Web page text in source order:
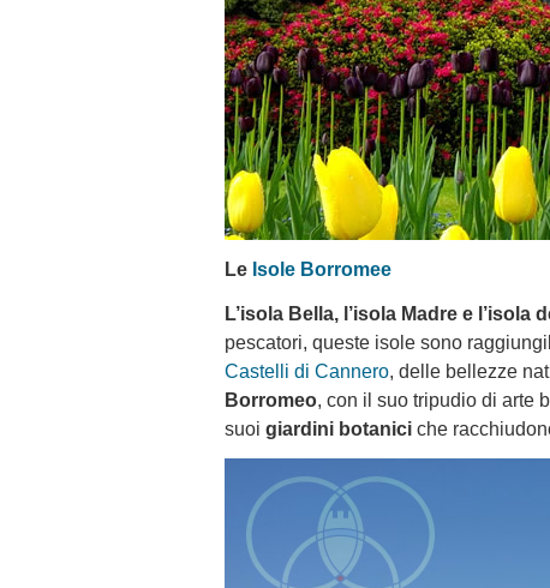
Le Isole Borromee
L’isola Bella, l’isola Madre e l’isola
pescatori, queste isole sono
Castelli di Cannero, delle bellezze
Borromeo, con il suo tripudio di arte
suoi giardini botanici che